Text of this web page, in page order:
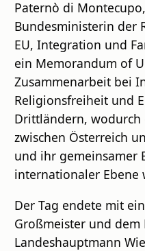
Paternò di
Bundesministerin der
EU, Integration und
ein Memorandum of
Zusammenarbeit bei
Religionsfreiheit und
Drittländern, wodurch
zwischen Österreich
und ihr gemeinsamer
internationaler Ebene
Der Tag endete mit
Großmeister und
Landeshauptmann